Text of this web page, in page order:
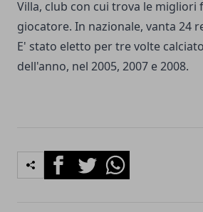
Villa, club con cui trova le migliori
giocatore. In nazionale, vanta 24
E' stato eletto per tre volte
dell'anno, nel 2005, 2007 e 2008.
FacebookTwitterWhatsapp